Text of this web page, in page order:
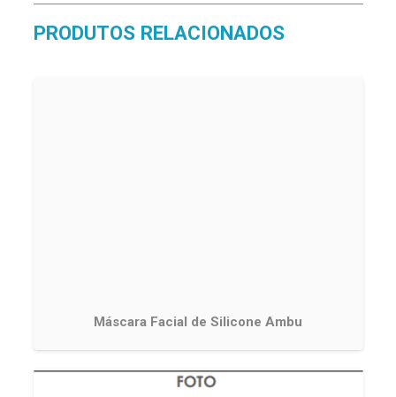
PRODUTOS RELACIONADOS
Máscara Facial de Silicone Ambu